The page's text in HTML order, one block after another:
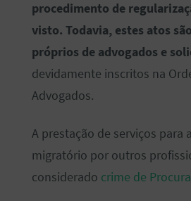
procedimento de
visto. Todavia, estes atos
próprios de advogados e
devidamente inscritos na
Advogados.
A prestação de serviços para
migratório por outros
considerado crime de